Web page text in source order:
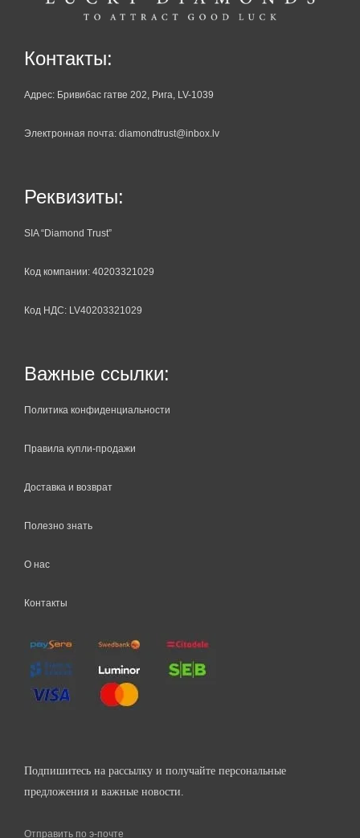
Контакты:
Адрес: Бривибас гатве 202, Рига, LV-1039
Электронная почта: diamondtrust@inbox.lv
Реквизиты:
SIA “Diamond Trust”
Код компании: 40203321029
Код НДС: LV40203321029
Важные ссылки:
Политика конфиденциальности
Правила купли-продажи
Доставка и возврат
Полезно знать
О нас
Контакты
Подпишитесь на рассылку и получайте персональные
предложения и важные новости.